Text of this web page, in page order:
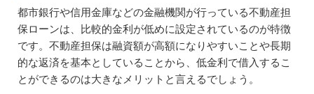
都市銀行や信用金庫などの金融機関が行っている不動産担
保ローンは、比較的金利が低めに設定されているのが特徴
です。不動産担保は融資額が高額になりやすいことや長期
的な返済を基本としていることから、低金利で借入するこ
とができるのは大きなメリットと言えるでしょう。